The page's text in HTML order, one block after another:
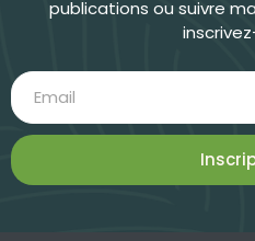
publications ou suivre